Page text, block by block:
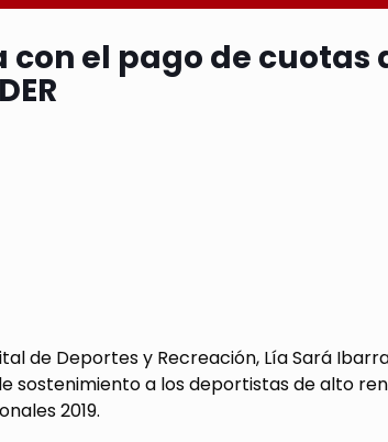
con el pago de
de Deportes y Recreación, Lía Sará
sostenimiento a los deportistas de alto
2019.